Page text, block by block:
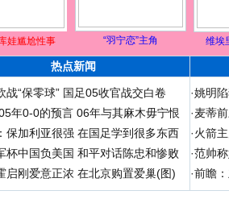
娃尴尬性事 “羽宁恋”主角 维埃
热点新闻
战“保零球” 国足05收官战交白卷
年0-0的预言 06年与其麻木毋宁恨
保加利亚很强 在国足学到很多东西
杯中国负美国 和平对话陈忠和惨败
启刚爱意正浓 在北京购置爱巢(图)
·姚明
·麦蒂
·火箭
·范帅
·前瞻